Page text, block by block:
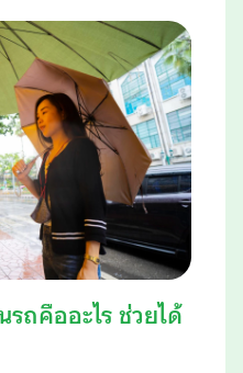
รถคืออะไร ช่วยได้